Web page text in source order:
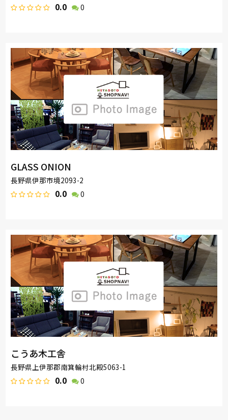
0.0 0
GLASS ONION
長野県伊那市境2093-2
0.0 0
こうあ木工舎
長野県上伊那郡南箕輪村北殿5063-1
0.0 0